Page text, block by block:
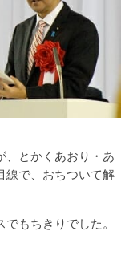
とかくあおり・あ
線で、おちついて解
もちきりでした。